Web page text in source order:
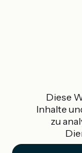
Erhalten Sie
Rad in Ihrem
Meine E-
Adresse
Gefördert im
Diese
Inhalte
zu